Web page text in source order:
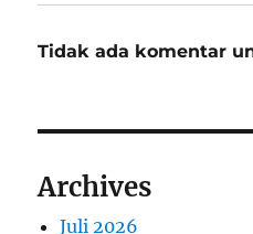
Tidak ada komentar
Archives
Juli 2026